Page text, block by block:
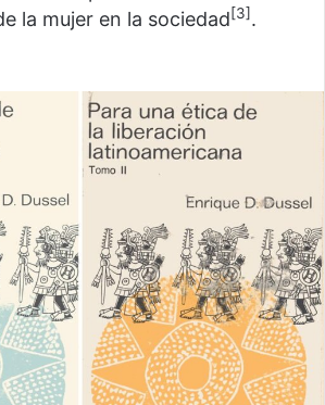
la mujer en la sociedad[3].